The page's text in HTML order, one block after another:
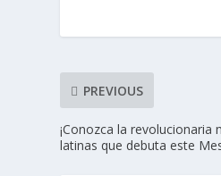
PREVIOUS
¡Conozca la
latinas que debuta este